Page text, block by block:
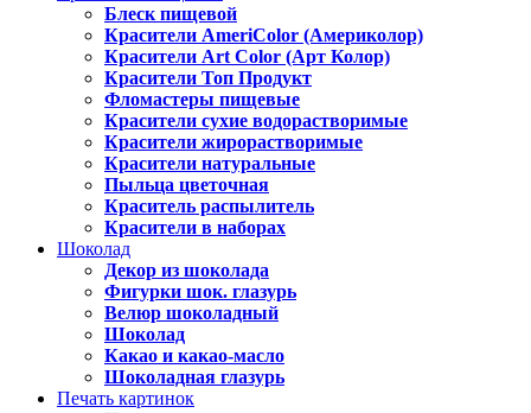
Блеск пищевой
Красители AmeriColor (Америколор)
Красители Art Color (Арт Колор)
Красители Топ Продукт
Фломастеры пищевые
Красители сухие водорастворимые
Красители жирорастворимые
Красители натуральные
Пыльца цветочная
Краситель распылитель
Красители в наборах
Шоколад
Декор из шоколада
Фигурки шок. глазурь
Велюр шоколадный
Шоколад
Какао и какао-масло
Шоколадная глазурь
Печать картинок